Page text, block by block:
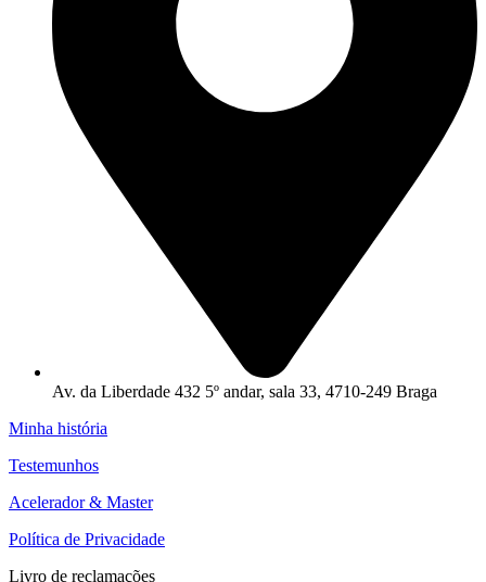
Av. da Liberdade 432 5º andar, sala 33, 4710-249 Braga
Minha história
Testemunhos
Acelerador & Master
Política de Privacidade
Livro de reclamações